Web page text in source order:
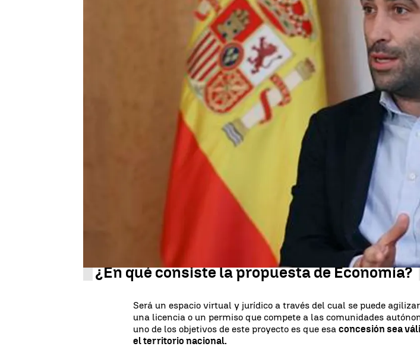
Antonio Gómez De Olea Madrid
13 de septiembre de 2024, 16:55
El ministerio de Economía, dirigido por el ministro Carlos Cuerpo,
próximo miércoles a las comunidades autónomas para una
esta nueva propuesta
y escuchará las peticiones
región. Plantea crear una nueva comunidad virtual para unificar
agilizar tramitaciones de licencias.
¿En qué consiste la propuesta de Economía?
Será un espacio virtual y jurídico a través del cual se puede
una licencia o un permiso que compete a las comunidades
uno de los objetivos de este proyecto es que esaconcesión sea
el territorio nacional.